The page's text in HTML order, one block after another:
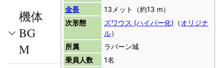
全長
13メット（約13 m）
次形態
ズワウス (ハイパー化) （オリジナ
ル）
所属
ラバーン城
乗員人数
1名
機体
BG
M